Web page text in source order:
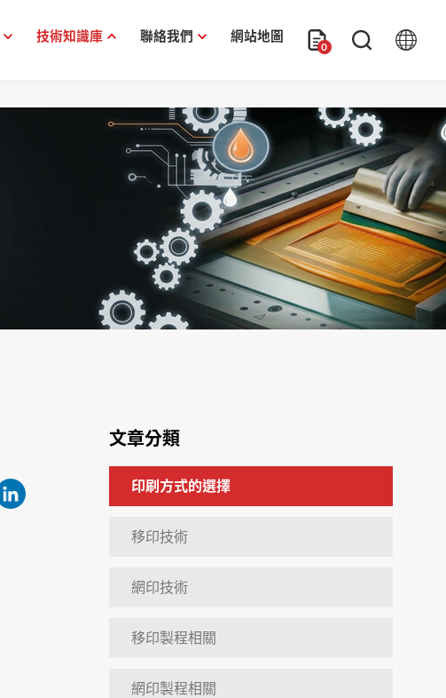
技術知識庫 聯絡我們 網站地圖
0
文章分類
印刷方式的選擇
移印技術
網印技術
移印製程相關
網印製程相關